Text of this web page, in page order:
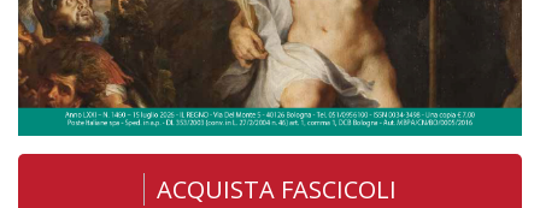
ACQUISTA FASCICOLI